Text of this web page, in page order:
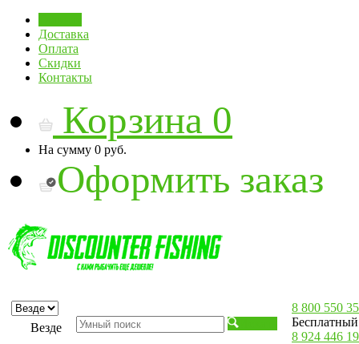
Доставка
Оплата
Скидки
Контакты
Корзина 0
На сумму 0 руб.
Оформить заказ
Везде
8 800 550
8 924 446